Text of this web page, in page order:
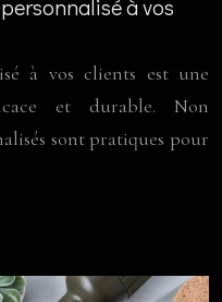
à vos
à vos clients est une
et durable. Non
sont pratiques pour